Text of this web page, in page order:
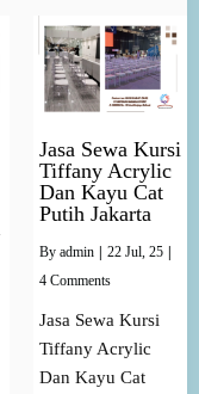
Jasa Sewa Kursi
Tiffany Acrylic
Dan Kayu Cat
Putih Jakarta
By admin | 22 Jul, 25 |
4 Comments
Jasa Sewa Kursi
Tiffany Acrylic
Dan Kayu Cat